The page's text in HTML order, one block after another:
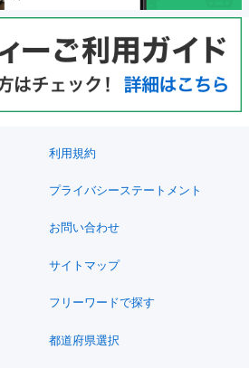
利用規約
プライバシーステートメント
お問い合わせ
サイトマップ
フリーワードで探す
都道府県選択